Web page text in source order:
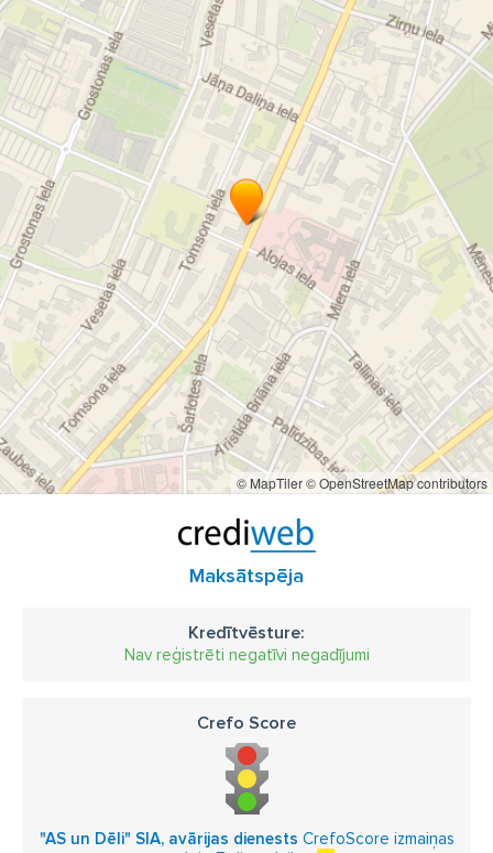
© MapTiler© OpenStreetMap contributors
Maksātspēja
Kredītvēsture:
Nav reģistrēti negatīvi negadījumi
Crefo Score
"AS un Dēli" SIA, avārijas dienests CrefoScore izmaiņas